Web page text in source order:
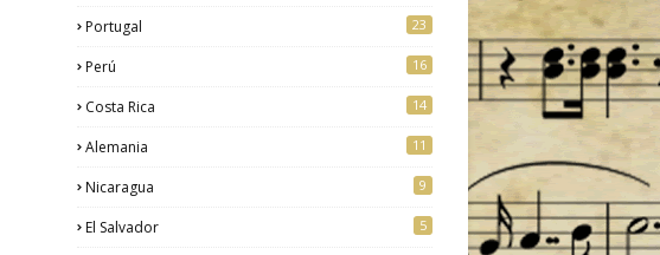
Portugal 23
Perú 16
Costa Rica 14
Alemania 11
Nicaragua 9
El Salvador 5